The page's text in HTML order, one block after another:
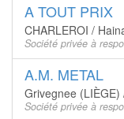
A TOUT PRIX
CHARLEROI /
Société privée à
A.M. METAL
Grivegnee
Société privée à